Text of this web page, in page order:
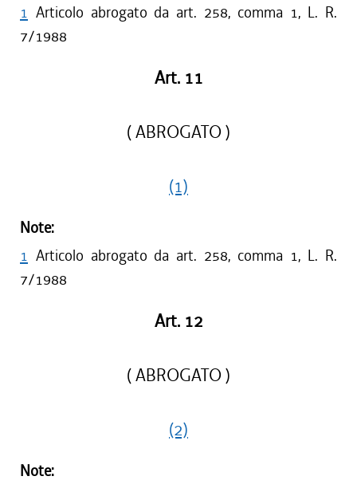
1 Articolo abrogato da art. 258, comma 1, L. R.
7/1988
Art. 11
( ABROGATO )
(1)
Note:
1 Articolo abrogato da art. 258, comma 1, L. R.
7/1988
Art. 12
( ABROGATO )
(2)
Note: